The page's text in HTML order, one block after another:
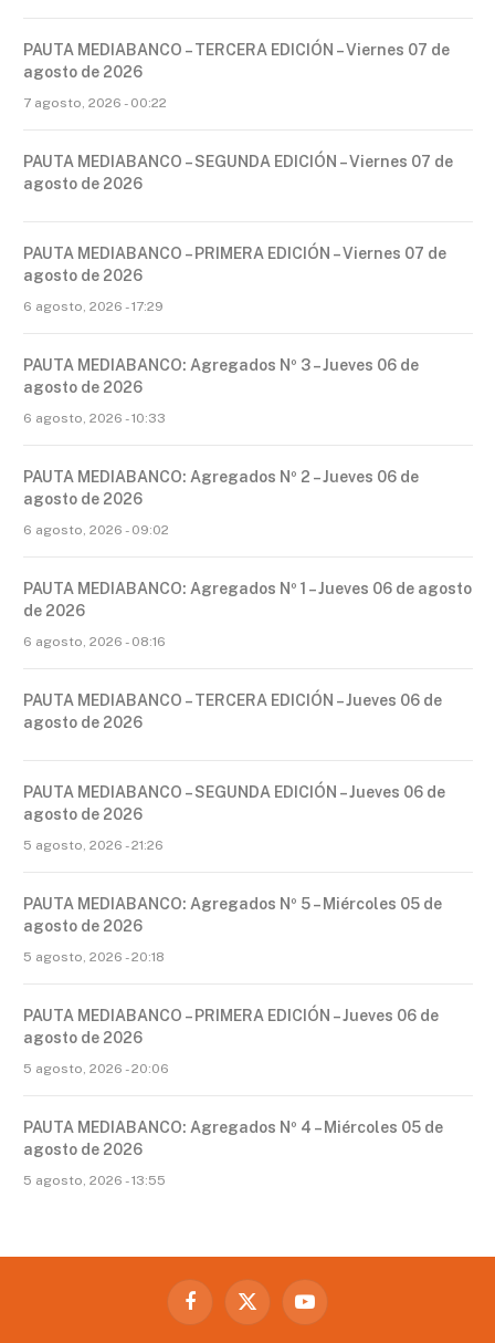
PAUTA MEDIABANCO – TERCERA EDICIÓN – Viernes 07 de
agosto de 2026
7 agosto, 2026 - 00:22
PAUTA MEDIABANCO – SEGUNDA EDICIÓN – Viernes 07 de
agosto de 2026
PAUTA MEDIABANCO – PRIMERA EDICIÓN – Viernes 07 de
agosto de 2026
6 agosto, 2026 - 17:29
PAUTA MEDIABANCO: Agregados Nº 3 – Jueves 06 de
agosto de 2026
6 agosto, 2026 - 10:33
PAUTA MEDIABANCO: Agregados Nº 2 – Jueves 06 de
agosto de 2026
6 agosto, 2026 - 09:02
PAUTA MEDIABANCO: Agregados Nº 1 – Jueves 06 de agosto
de 2026
6 agosto, 2026 - 08:16
PAUTA MEDIABANCO – TERCERA EDICIÓN – Jueves 06 de
agosto de 2026
PAUTA MEDIABANCO – SEGUNDA EDICIÓN – Jueves 06 de
agosto de 2026
5 agosto, 2026 - 21:26
PAUTA MEDIABANCO: Agregados Nº 5 – Miércoles 05 de
agosto de 2026
5 agosto, 2026 - 20:18
PAUTA MEDIABANCO – PRIMERA EDICIÓN – Jueves 06 de
agosto de 2026
5 agosto, 2026 - 20:06
PAUTA MEDIABANCO: Agregados Nº 4 – Miércoles 05 de
agosto de 2026
5 agosto, 2026 - 13:55
Facebook
X
YouTube